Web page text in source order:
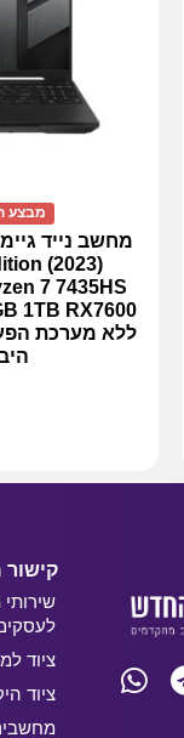
מבצע
(2023)
7 7435HS
קישור
ציוד
ציוד